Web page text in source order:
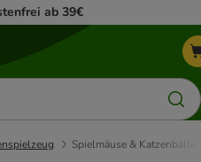
ab 39€
Spielmäuse & Katzenbälle